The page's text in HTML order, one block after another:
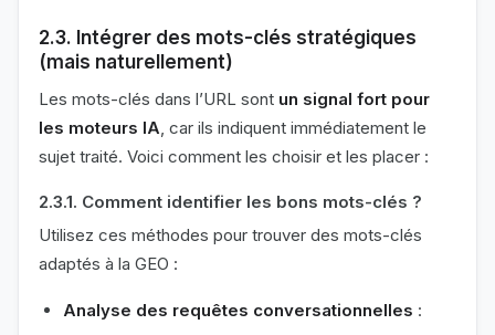
2.3. Intégrer des mots-clés stratégiques
(mais naturellement)
Les mots-clés dans l’URL sont un signal fort pour
les moteurs IA, car ils indiquent immédiatement le
sujet traité. Voici comment les choisir et les placer :
2.3.1. Comment identifier les bons mots-clés ?
Utilisez ces méthodes pour trouver des mots-clés
adaptés à la GEO :
Analyse des requêtes conversationnelles :